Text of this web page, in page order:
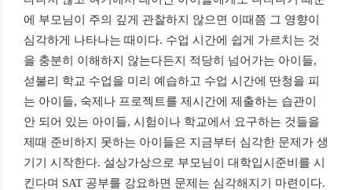
에 부모님이 주의 깊게 관찰하지 않으면 이때쯤 그 영향이
심각하게 나타나는 때이다. 수업 시간에 쉽게 가르치는 것
을 충분히 이해하지 않는다든지 적당히 넘어가는 아이들,
섣불리 학교 수업을 미리 예습하고 수업 시간에 딴청을 피
는 아이들, 숙제나 프로젝트를 제시간에 제출하는 습관이
안 되어 있는 아이들, 시험이나 학교에서 요구하는 것들을
제때 준비하지 못하는 아이들은 지금부터 심각한 문제가 생
기기 시작한다. 설상가상으로 부모님이 대학입시준비를 시
킨다며 SAT 공부를 강요하면 문제는 심각해지기 마련이다.